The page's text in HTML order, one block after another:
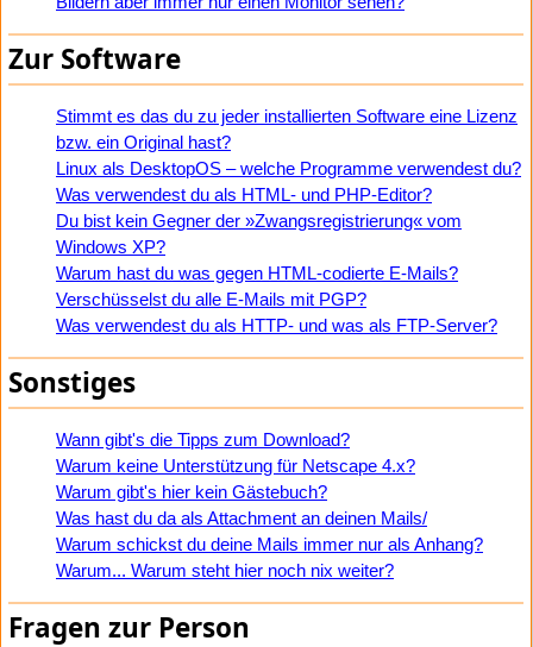
Zur Software
Stimmt es das du zu jeder installierten Software eine Lizenz
bzw. ein Original hast?
Linux als DesktopOS – welche Programme verwendest du?
Was verwendest du als HTML- und PHP-Editor?
Du bist kein Gegner der »Zwangsregistrierung« vom
Windows XP?
Warum hast du was gegen HTML-codierte E-Mails?
Verschüsselst du alle E-Mails mit PGP?
Was verwendest du als HTTP- und was als FTP-Server?
Sonstiges
Wann gibt's die Tipps zum Download?
Warum keine Unterstützung für Netscape 4.x?
Warum gibt's hier kein Gästebuch?
Was hast du da als Attachment an deinen Mails/
Warum schickst du deine Mails immer nur als Anhang?
Warum... Warum steht hier noch nix weiter?
Fragen zur Person